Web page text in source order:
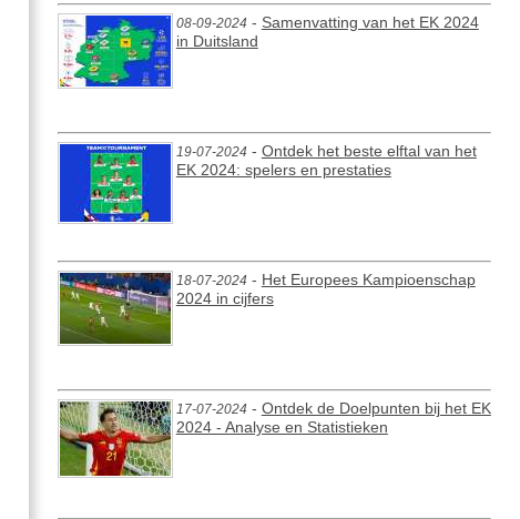
08-09-2024 - Samenvatting van het EK 2024
in Duitsland
19-07-2024 - Ontdek het beste elftal van het
EK 2024: spelers en prestaties
18-07-2024 - Het Europees Kampioenschap
2024 in cijfers
17-07-2024 - Ontdek de Doelpunten bij het EK
2024 - Analyse en Statistieken